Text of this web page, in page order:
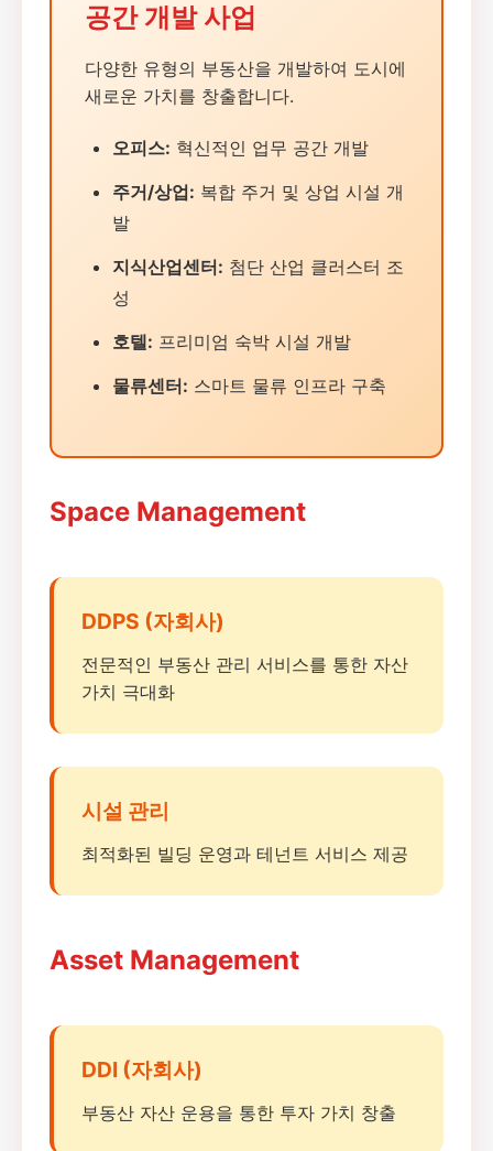
공간 개발 사업
다양한 유형의 부동산을 개발하여 도시에
새로운 가치를 창출합니다.
오피스: 혁신적인 업무 공간 개발
주거/상업: 복합 주거 및 상업 시설 개
발
지식산업센터: 첨단 산업 클러스터 조
성
호텔: 프리미엄 숙박 시설 개발
물류센터: 스마트 물류 인프라 구축
Space Management
DDPS (자회사)
전문적인 부동산 관리 서비스를 통한 자산
가치 극대화
시설 관리
최적화된 빌딩 운영과 테넌트 서비스 제공
Asset Management
DDI (자회사)
부동산 자산 운용을 통한 투자 가치 창출